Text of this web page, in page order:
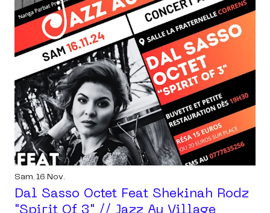
Sam. 16 Nov.
Dal Sasso Octet Feat Shekinah Rodz
"spirit Of 3" // Jazz Au Village